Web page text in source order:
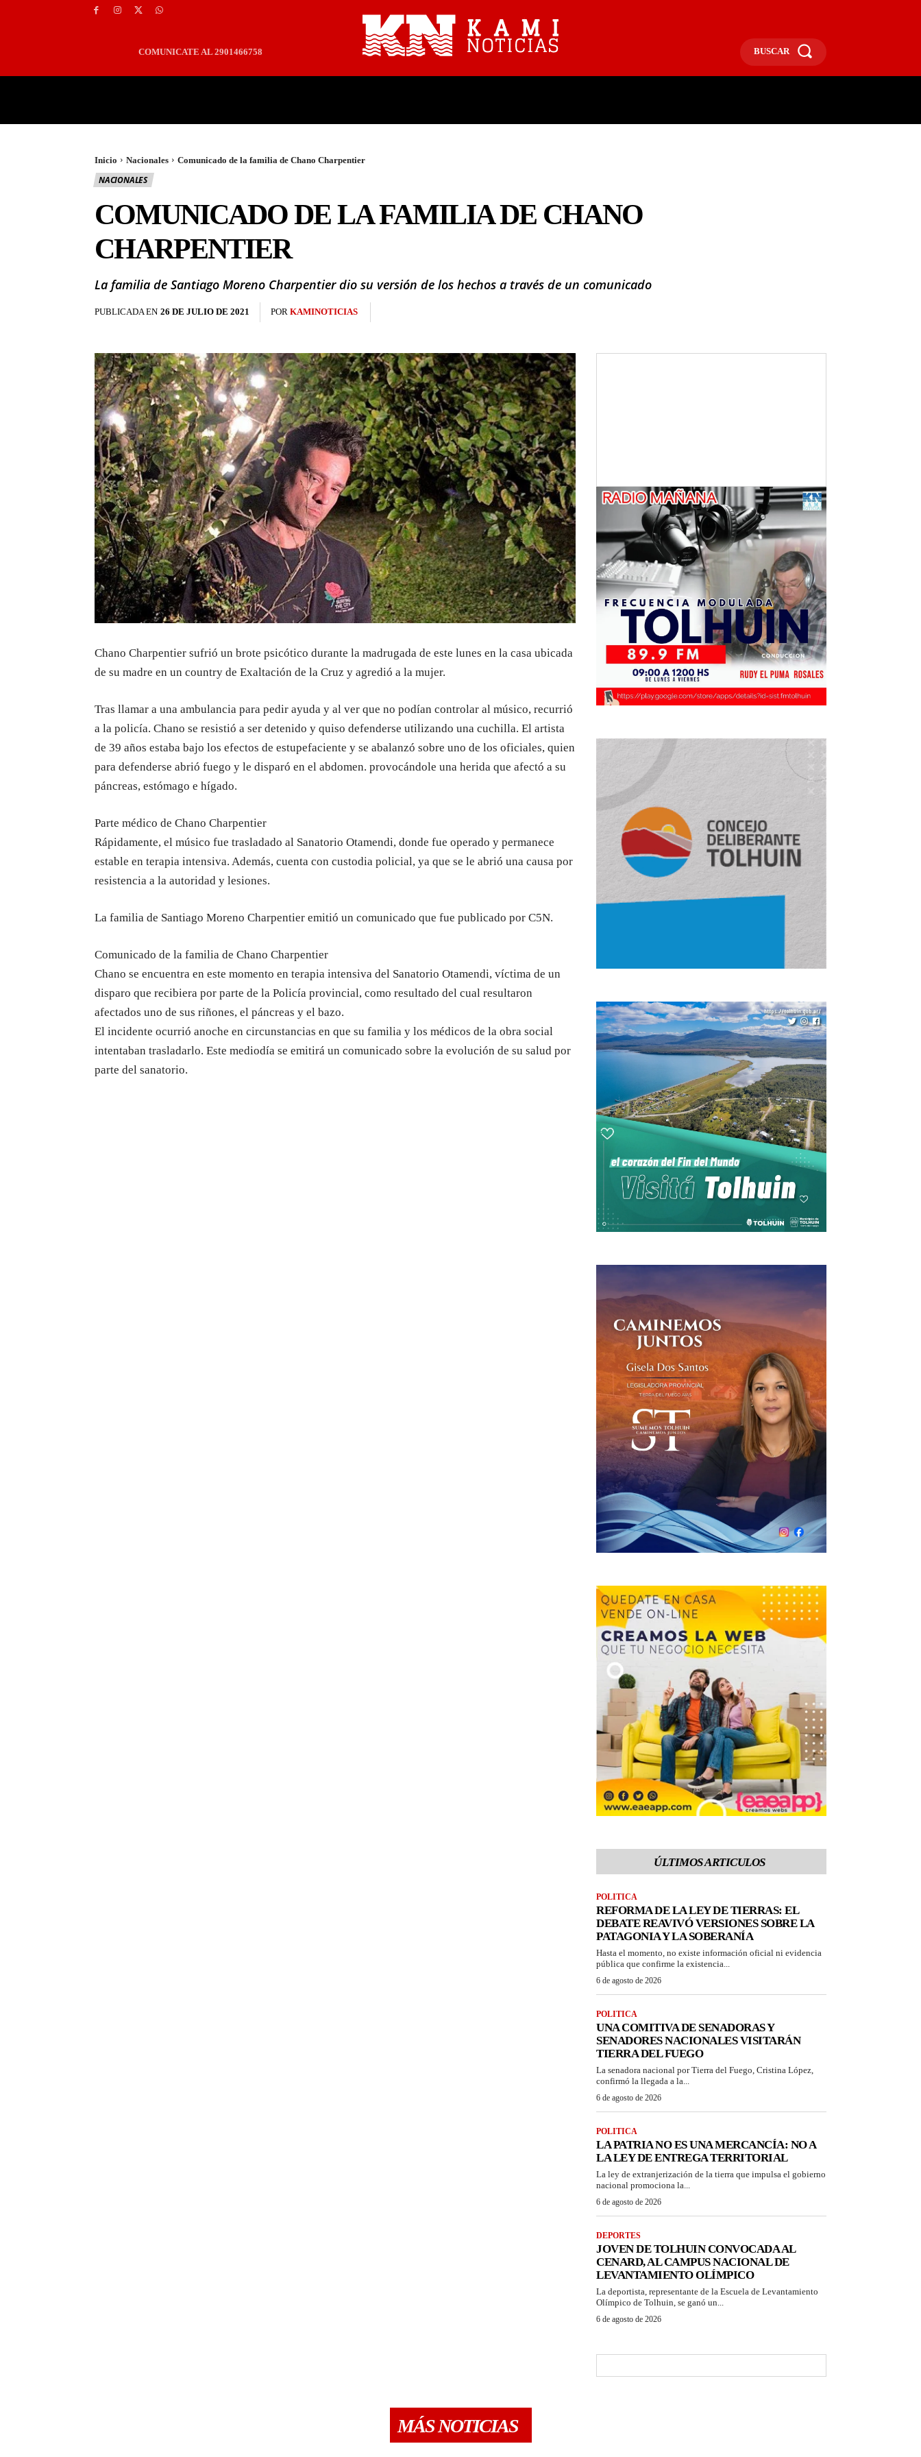
COMUNICATE AL 2901466758 BUSCAR
Inicio Nacionales Comunicado de la familia de Chano Charpentier
NACIONALES
COMUNICADO DE LA FAMILIA DE CHANO
CHARPENTIER
La familia de Santiago Moreno Charpentier dio su versión de los hechos a través de un comunicado
PUBLICADA EN 26 DE JULIO DE 2021 POR KAMINOTICIAS
Chano Charpentier sufrió un brote psicótico durante la madrugada de este lunes en la casa ubicada
de su madre en un country de Exaltación de la Cruz y agredió a la mujer.
Tras llamar a una ambulancia para pedir ayuda y al ver que no podían controlar al músico, recurrió
a la policía. Chano se resistió a ser detenido y quiso defenderse utilizando una cuchilla. El artista
de 39 años estaba bajo los efectos de estupefaciente y se abalanzó sobre uno de los oficiales, quien
para defenderse abrió fuego y le disparó en el abdomen. provocándole una herida que afectó a su
páncreas, estómago e hígado.
Parte médico de Chano Charpentier
Rápidamente, el músico fue trasladado al Sanatorio Otamendi, donde fue operado y permanece
estable en terapia intensiva. Además, cuenta con custodia policial, ya que se le abrió una causa por
resistencia a la autoridad y lesiones.
La familia de Santiago Moreno Charpentier emitió un comunicado que fue publicado por C5N.
Comunicado de la familia de Chano Charpentier
Chano se encuentra en este momento en terapia intensiva del Sanatorio Otamendi, víctima de un
disparo que recibiera por parte de la Policía provincial, como resultado del cual resultaron
afectados uno de sus riñones, el páncreas y el bazo.
El incidente ocurrió anoche en circunstancias en que su familia y los médicos de la obra social
intentaban trasladarlo. Este mediodía se emitirá un comunicado sobre la evolución de su salud por
parte del sanatorio.
ÚLTIMOS ARTICULOS
POLITICA
REFORMA DE LA LEY DE TIERRAS: EL
DEBATE REAVIVÓ VERSIONES SOBRE LA
PATAGONIA Y LA SOBERANÍA
Hasta el momento, no existe información oficial ni evidencia
pública que confirme la existencia...
6 de agosto de 2026
POLITICA
UNA COMITIVA DE SENADORAS Y
SENADORES NACIONALES VISITARÁN
TIERRA DEL FUEGO
La senadora nacional por Tierra del Fuego, Cristina López,
confirmó la llegada a la...
6 de agosto de 2026
POLITICA
LA PATRIA NO ES UNA MERCANCÍA: NO A
LA LEY DE ENTREGA TERRITORIAL
La ley de extranjerización de la tierra que impulsa el gobierno
nacional promociona la...
6 de agosto de 2026
DEPORTES
JOVEN DE TOLHUIN CONVOCADA AL
CENARD, AL CAMPUS NACIONAL DE
LEVANTAMIENTO OLÍMPICO
La deportista, representante de la Escuela de Levantamiento
Olímpico de Tolhuin, se ganó un...
6 de agosto de 2026
MÁS NOTICIAS